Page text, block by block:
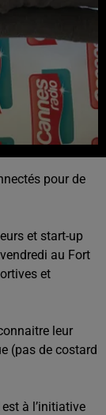
pour de
et start-up
au Fort
et
leur
(pas de costard
à l’initiative